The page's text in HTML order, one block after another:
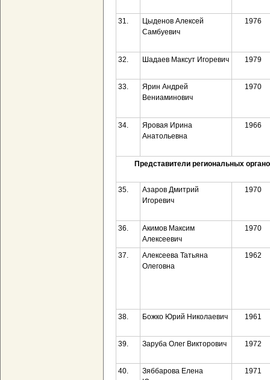
31.
Цыденов Алексей
Самбуевич
1976
32. Шадаев Максут Игоревич 1979
33.
Ярин Андрей
Вениаминович
1970
34.
Яровая Ирина
Анатольевна
1966
Представители региональных
35.
Азаров Дмитрий
Игоревич
1970
36.
Акимов Максим
Алексеевич
1970
37.
Алексеева Татьяна
Олеговна
1962
38. Божко Юрий Николаевич 1961
39. Заруба Олег Викторович 1972
40.
Зяббарова Елена
1971